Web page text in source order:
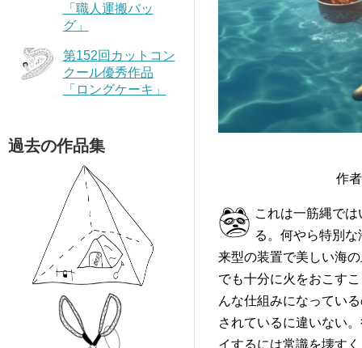
「職人運搬バッ
グ」
第152回カットコン
クール優秀作品
「ロングケーキ」
過去の作品集
作
これは一筋縄で
る。何やら特別
来型の装置で美しい海
でも十分に火をおこす
んな仕組みになってい
されているに違いない
イするには常識を壊す